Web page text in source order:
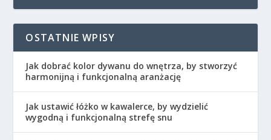
OSTATNIE WPISY
Jak dobrać kolor dywanu do wnętrza, by stworzyć
harmonijną i funkcjonalną aranżację
Jak ustawić łóżko w kawalerce, by wydzielić
wygodną i funkcjonalną strefę snu